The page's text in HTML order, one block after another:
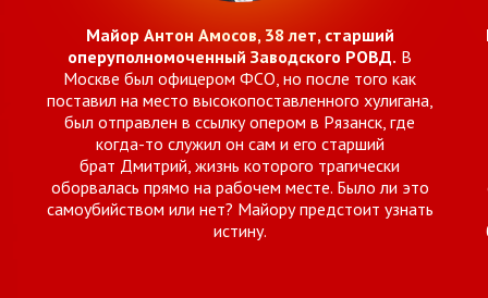
Майор Антон Амосов, 38 лет, старший
оперуполномоченный Заводского РОВД. В
Москве был офицером ФСО, но после того как
поставил на место высокопоставленного хулигана,
был отправлен в ссылку опером в Рязанск, где
когда-то служил он сам и его старший
брат Дмитрий, жизнь которого трагически
оборвалась прямо на рабочем месте. Было ли это
самоубийством или нет? Майору предстоит узнать
истину.